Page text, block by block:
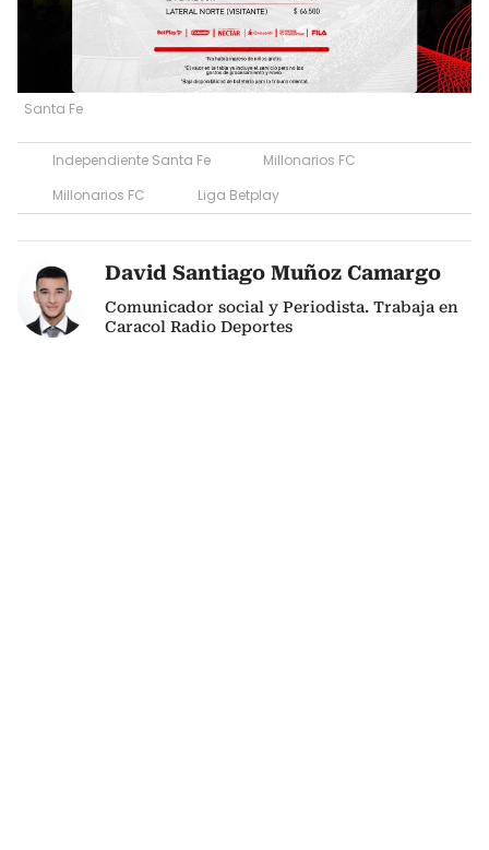
Santa Fe
Independiente Santa Fe
Millonarios FC
Millonarios FC
Liga Betplay
David Santiago Muñoz Camargo
Comunicador social y Periodista. Trabaja en
Caracol Radio Deportes